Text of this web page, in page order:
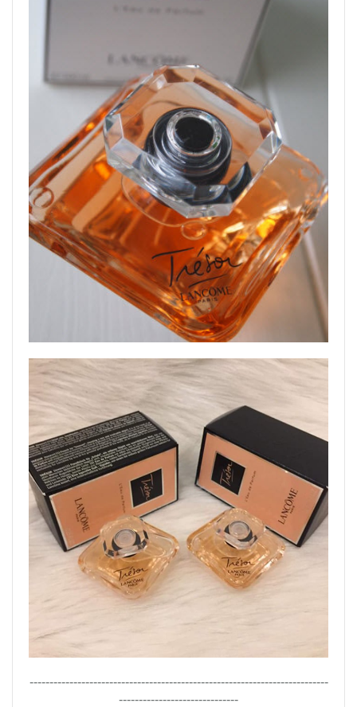
---------------------------------------------------------------------------
------------------------------